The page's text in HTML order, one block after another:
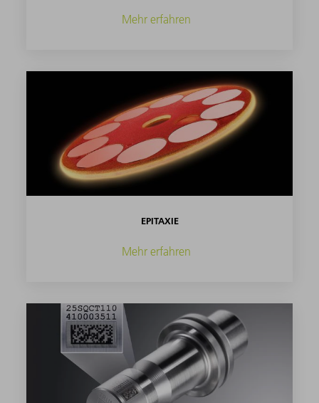
Mehr erfahren
EPITAXIE
Mehr erfahren